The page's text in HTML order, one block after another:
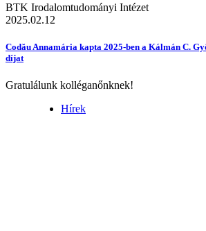
BTK Irodalomtudományi Intézet
2025.02.12
Codău Annamária kapta 2025-ben a Kálmán C.
díjat
Gratulálunk kolléganőnknek!
Hírek